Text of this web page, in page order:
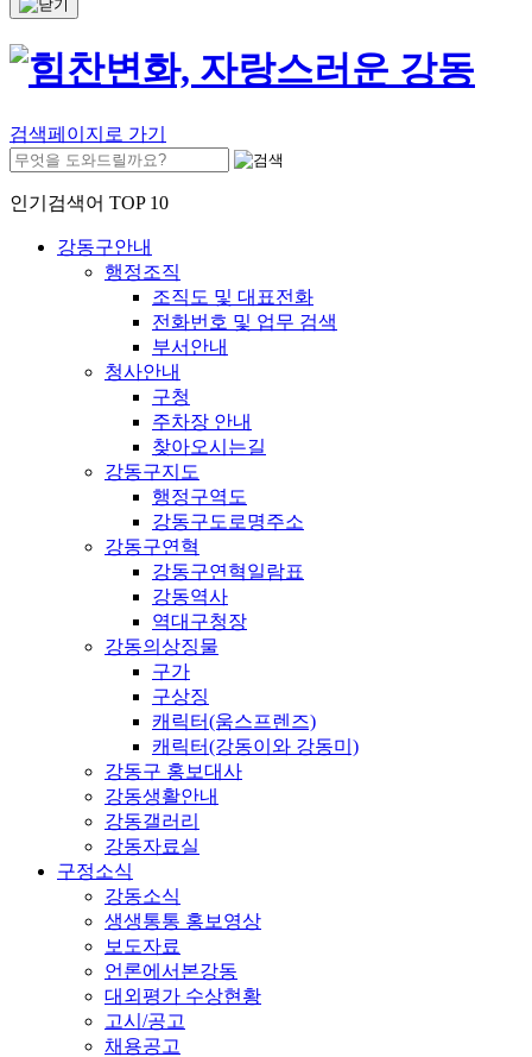
검색페이지로 가기
인기검색어 TOP 10
강동구안내
행정조직
조직도 및 대표전화
전화번호 및 업무 검색
부서안내
청사안내
구청
주차장 안내
찾아오시는길
강동구지도
행정구역도
강동구도로명주소
강동구연혁
강동구연혁일람표
강동역사
역대구청장
강동의상징물
구가
구상징
캐릭터(움스프렌즈)
캐릭터(강동이와 강동미)
강동구 홍보대사
강동생활안내
강동갤러리
강동자료실
구정소식
강동소식
생생통통 홍보영상
보도자료
언론에서본강동
대외평가 수상현황
고시/공고
채용공고